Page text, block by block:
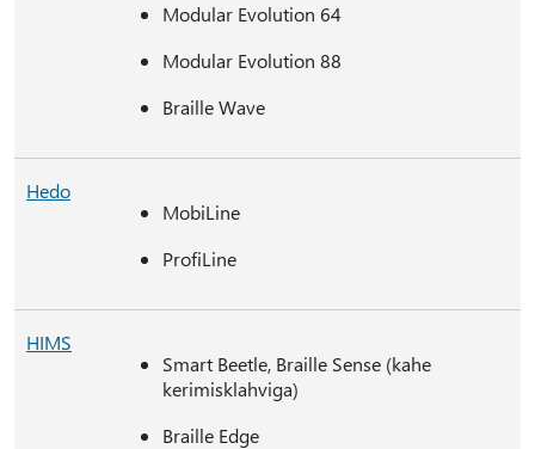
Modular Evolution 64
Modular Evolution 88
Braille Wave
Hedo
MobiLine
ProfiLine
HIMS
Smart Beetle, Braille Sense (kahe
kerimisklahviga)
Braille Edge